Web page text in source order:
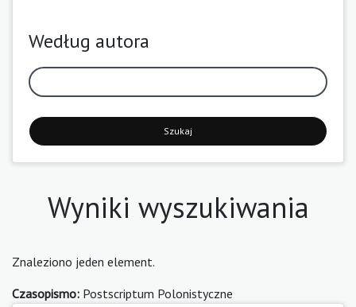
Według autora
Szukaj
Wyniki wyszukiwania
Znaleziono jeden element.
Czasopismo: Postscriptum Polonistyczne